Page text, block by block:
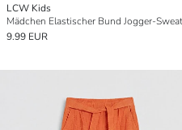
LCW Kids
9.99 EUR